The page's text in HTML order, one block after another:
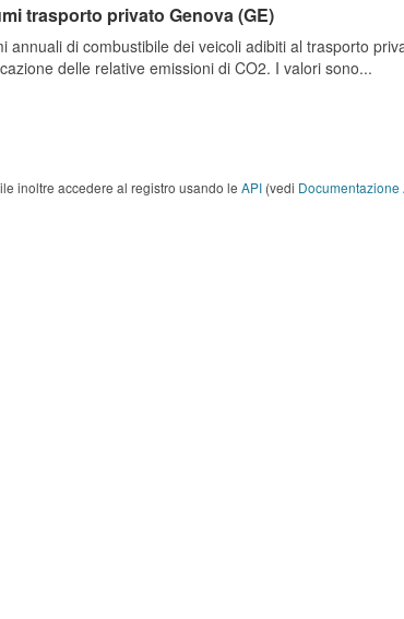
trasporto privato Genova (GE)
annuali di combustibile dei veicoli adibiti al trasporto
delle relative emissioni di CO2. I valori sono...
inoltre accedere al registro usando le API (vedi Documentazione